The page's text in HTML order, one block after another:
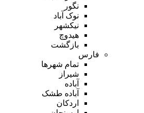
نگور
نوک آباد
نیکشهر
هیدوچ
بازگشت
فارس
تمام شهر‌ها
شیراز
آباده
آباده طشک
اردکان